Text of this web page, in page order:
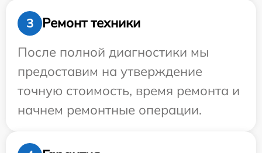
3
Ремонт техники
После полной диагностики мы
предоставим на утверждение
точную стоимость, время ремонта и
начнем ремонтные операции.